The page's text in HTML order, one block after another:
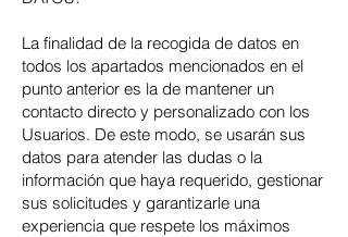
La finalidad de la recogida de datos en
todos los apartados mencionados en el
punto anterior es la de mantener un
contacto directo y personalizado con los
Usuarios. De este modo, se usarán sus
datos para atender las dudas o la
información que haya requerido, gestionar
sus solicitudes y garantizarle una
experiencia que respete los máximos